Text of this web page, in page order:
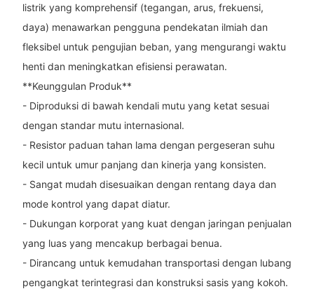
listrik yang komprehensif (tegangan, arus, frekuensi,
daya) menawarkan pengguna pendekatan ilmiah dan
fleksibel untuk pengujian beban, yang mengurangi waktu
henti dan meningkatkan efisiensi perawatan.
**Keunggulan Produk**
- Diproduksi di bawah kendali mutu yang ketat sesuai
dengan standar mutu internasional.
- Resistor paduan tahan lama dengan pergeseran suhu
kecil untuk umur panjang dan kinerja yang konsisten.
- Sangat mudah disesuaikan dengan rentang daya dan
mode kontrol yang dapat diatur.
- Dukungan korporat yang kuat dengan jaringan penjualan
yang luas yang mencakup berbagai benua.
- Dirancang untuk kemudahan transportasi dengan lubang
pengangkat terintegrasi dan konstruksi sasis yang kokoh.